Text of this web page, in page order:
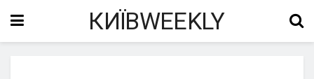
КИЇВWEEKLY